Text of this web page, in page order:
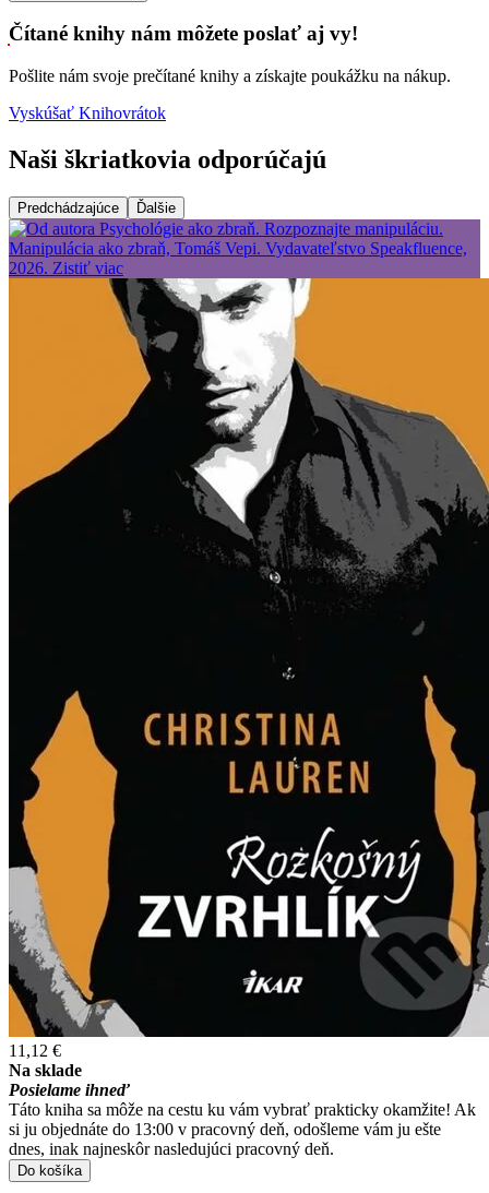
Čítané knihy nám môžete poslať aj vy!
Pošlite nám svoje prečítané knihy a získajte poukážku na nákup.
Vyskúšať Knihovrátok
Naši škriatkovia odporúčajú
Predchádzajúce Ďalšie
11,12 €
Na sklade
Posielame ihneď
Táto kniha sa môže na cestu ku vám vybrať prakticky okamžite! Ak
si ju objednáte do 13:00 v pracovný deň, odošleme vám ju ešte
dnes, inak najneskôr nasledujúci pracovný deň.
Do košíka